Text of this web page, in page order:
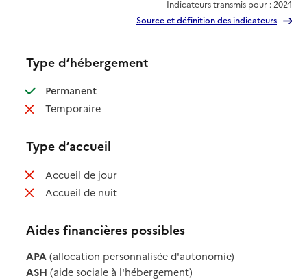
Indicateurs transmis pour : 2024
Source et définition des indicateurs
Type d’hébergement
Permanent: disponible
Temporaire: non disponible
Type d’accueil
Accueil de jour: non disponible
Accueil de nuit: non disponible
Aides financières possibles
APA (allocation personnalisée d'autonomie)
ASH (aide sociale à l'hébergement)